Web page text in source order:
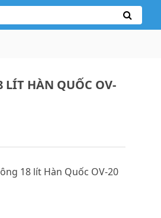
LÍT HÀN QUỐC OV-
18 lít Hàn Quốc OV-20